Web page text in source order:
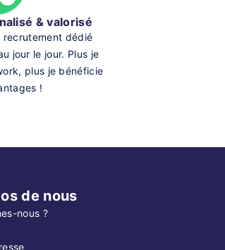
& valorisé
recrutement dédié
jour le jour. Plus je
plus je bénéficie
!
de nous
nous ?